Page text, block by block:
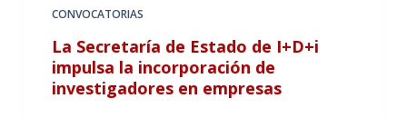
CONVOCATORIAS
La Secretaría de Estado de I+D+i
impulsa la incorporación de
investigadores en empresas